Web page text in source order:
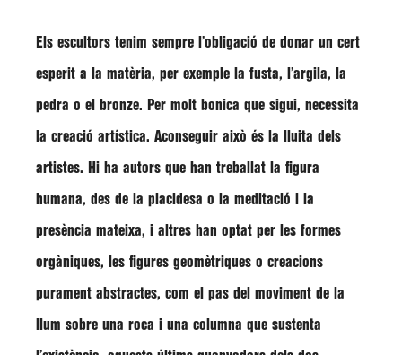
Els escultors tenim sempre l’obligació de donar un cert
esperit a la matèria, per exemple la fusta, l’argila, la
pedra o el bronze. Per molt bonica que sigui, necessita
la creació artística. Aconseguir això és la lluita dels
artistes. Hi ha autors que han treballat la figura
humana, des de la placidesa o la meditació i la
presència mateixa, i altres han optat per les formes
orgàniques, les figures geomètriques o creacions
purament abstractes, com el pas del moviment de la
llum sobre una roca i una columna que sustenta